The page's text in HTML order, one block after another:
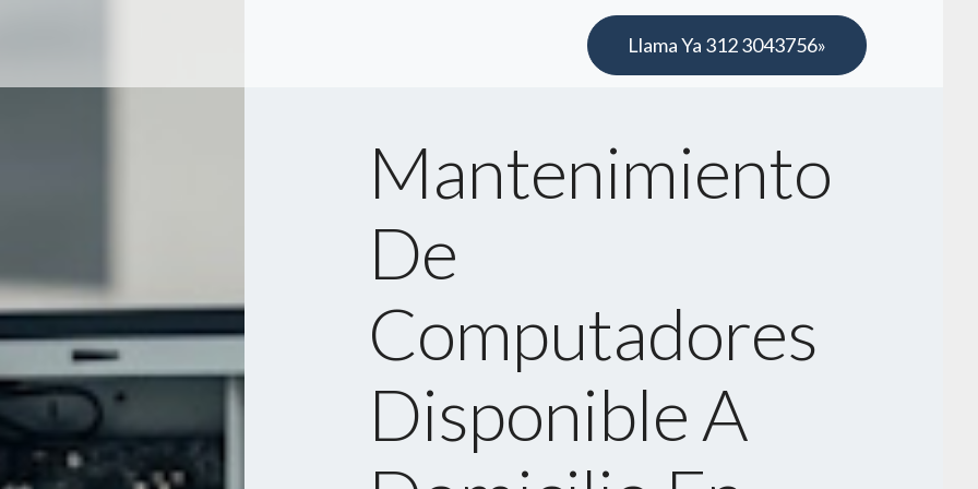
Llama Ya 312 3043756»
Mantenimiento
De
Computadores
Disponible A